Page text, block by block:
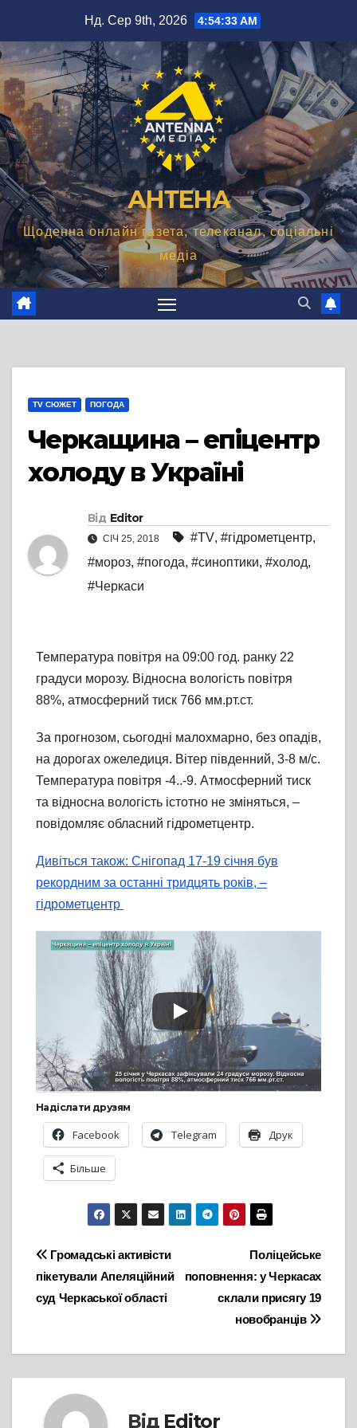
вмісту
Нд. Сер 9th, 2026 4:54:34 AM
АНТЕНА
Щоденна онлайн газета, телеканал, соціальні
медіа
TV СЮЖЕТ ПОГОДА
Черкащина – епіцентр
холоду в Україні
Від Editor
СІЧ 25, 2018 #TV, #гідрометцентр,
#мороз, #погода, #синоптики, #холод,
#Черкаси
Температура повітря на 09:00 год. ранку 22
градуси морозу. Відносна вологість повітря
88%, атмосферний тиск 766 мм.рт.ст.
За прогнозом, сьогодні малохмарно, без опадів,
на дорогах ожеледиця. Вітер південний, 3-8 м/с.
Температура повітря -4..-9. Атмосферний тиск
та відносна вологість істотно не зміняться, –
повідомляє обласний гідрометцентр.
Дивіться також: Снігопад 17-19 січня був
рекордним за останні тридцять років, –
гідрометцентр
Надіслати друзям
Facebook Telegram Друк
Більше
Навігація
записів
Поліцейське
поповнення: у Черкасах
склали присягу 19
новобранців
Громадські активісти
пікетували Апеляційний
суд Черкаської області
Від Editor